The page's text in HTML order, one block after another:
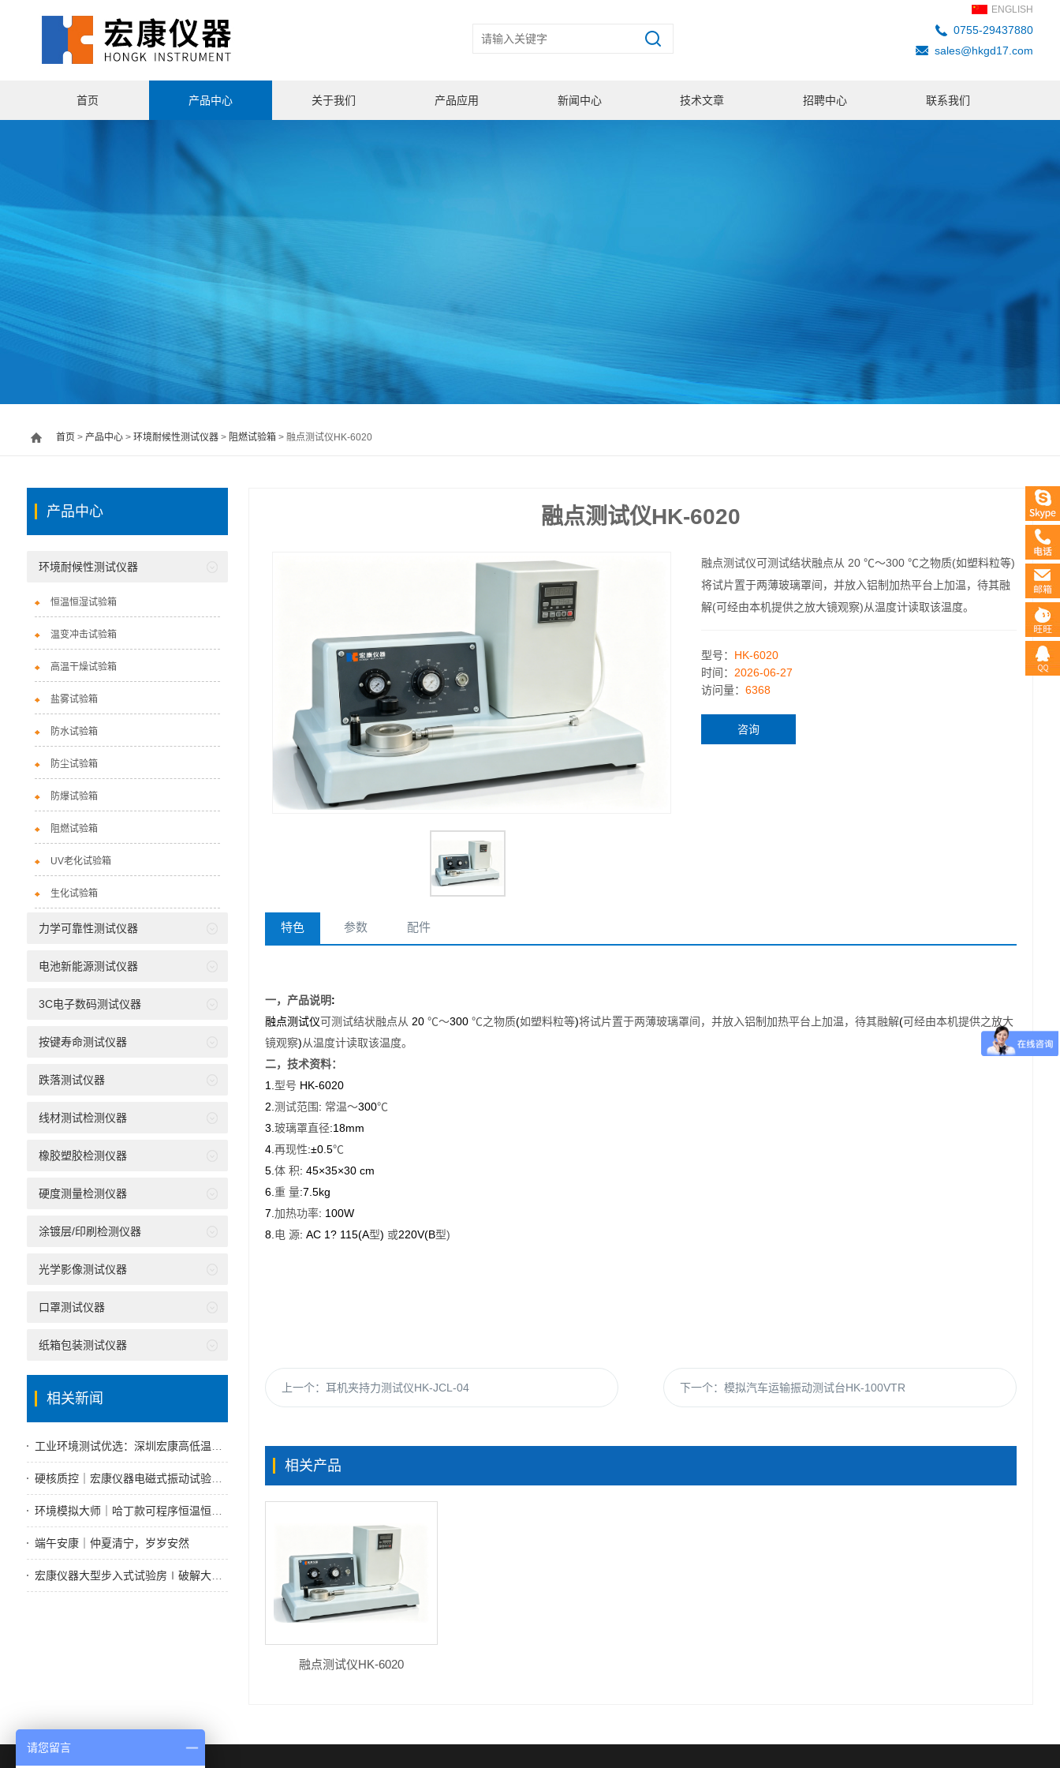
ENGLISH
0755-29437880
sales@hkgd17.com
首页 产品中心 关于我们 产品应用 新闻中心 技术文章 招聘中心 联系我们
首页 > 产品中心> 环境耐候性测试仪器> 阻燃试验箱 > 融点测试仪HK-6020
融点测试仪HK-6020
融点测试仪可测试结状融点从 20 ℃～300 ℃之物质(如塑料粒等)
将试片置于两薄玻璃罩间，并放入铝制加热平台上加温，待其融
解(可经由本机提供之放大镜观察)从温度计读取该温度。
型号： HK-6020
时间： 2026-06-27
访问量： 6368
咨询
特色 参数 配件
一，产品说明 :
融点测试仪 可测试结状融点从 20 ℃～300 ℃之物质(如塑料粒等)将试片置于两薄玻璃罩间，并放入铝制加热平台上加温，待其融解(可经由本机提供之放大
镜观察)从温度计读取该温度。
二， 技术资料：
1. 型号 HK-6020
2. 测试范围 : 常温～300℃
3. 玻璃罩直径:18mm
4. 再现性:±0.5℃
5. 体 积: 45×35×30 cm
6. 重 量:7.5kg
7. 加热功率: 100W
8. 电 源: AC 1? 115(A型) 或220V(B型)
上一个： 耳机夹持力测试仪HK-JCL-04 下一个：模拟汽车运输振动测试台HK-100VTR
相关产品
融点测试仪HK-6020
产品中心
环境耐候性测试仪器
恒温恒湿试验箱
温变冲击试验箱
高温干燥试验箱
盐雾试验箱
防水试验箱
防尘试验箱
防爆试验箱
阻燃试验箱
UV老化试验箱
生化试验箱
力学可靠性测试仪器
电池新能源测试仪器
3C电子数码测试仪器
按键寿命测试仪器
跌落测试仪器
线材测试检测仪器
橡胶塑胶检测仪器
硬度测量检测仪器
涂镀层/印刷检测仪器
光学影像测试仪器
口罩测试仪器
纸箱包装测试仪器
相关新闻
硬核质控｜宏康仪器电磁式振动试验机，全工况振动可靠性测试标杆设备
环境模拟大师｜哈丁款可程序恒温恒湿试验箱赋能实体制造可靠性检测
端午安康｜仲夏清宁，岁岁安然
宏康仪器大型步入式试验房∣破解大型试件测试难题
请您留言